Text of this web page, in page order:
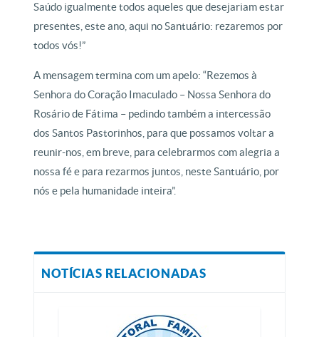
Saúdo igualmente todos aqueles que desejariam estar
presentes, este ano, aqui no Santuário: rezaremos por
todos vós!”
A mensagem termina com um apelo: “Rezemos à
Senhora do Coração Imaculado – Nossa Senhora do
Rosário de Fátima – pedindo também a intercessão
dos Santos Pastorinhos, para que possamos voltar a
reunir-nos, em breve, para celebrarmos com alegria a
nossa fé e para rezarmos juntos, neste Santuário, por
nós e pela humanidade inteira”.
NOTÍCIAS RELACIONADAS